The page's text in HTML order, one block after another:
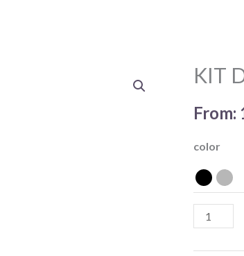
KIT
From:
color
KIT
LATERAL
cantidad